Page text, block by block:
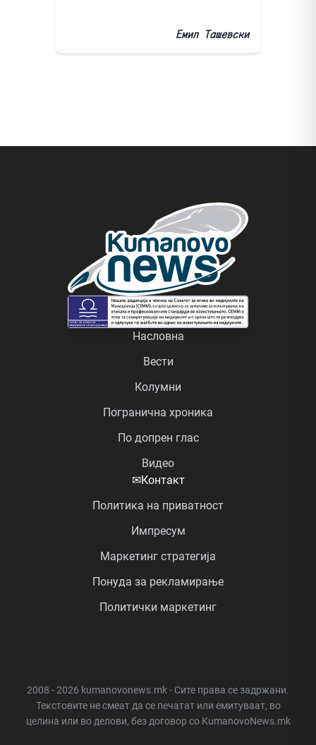
Емил Ташевски
Насловна
Вести
Колумни
Погранична хроника
По допрен глас
Видео
✉Контакт
Политика на приватност
Импресум
Маркетинг стратегија
Понуда за рекламирање
Политички маркетинг
2008 - 2026 kumanovonews.mk - Сите права се задржани.
Текстовите не смеат да се печатат или емитуваат, во
целина или во делови, без договор со KumanovoNews.mk